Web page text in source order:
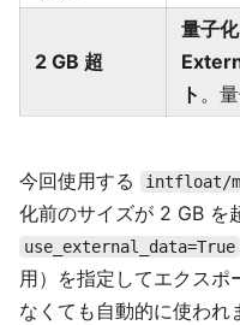
2 GB 超
量子
ト 。
今回使用する intfloat/
化前のサイズが 2 GB を
use_external_data=True
用）を指定してエクスポ
なくても自動的に使われ